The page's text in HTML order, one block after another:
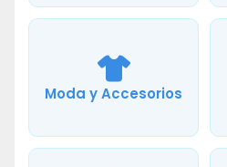
Moda y Accesorios